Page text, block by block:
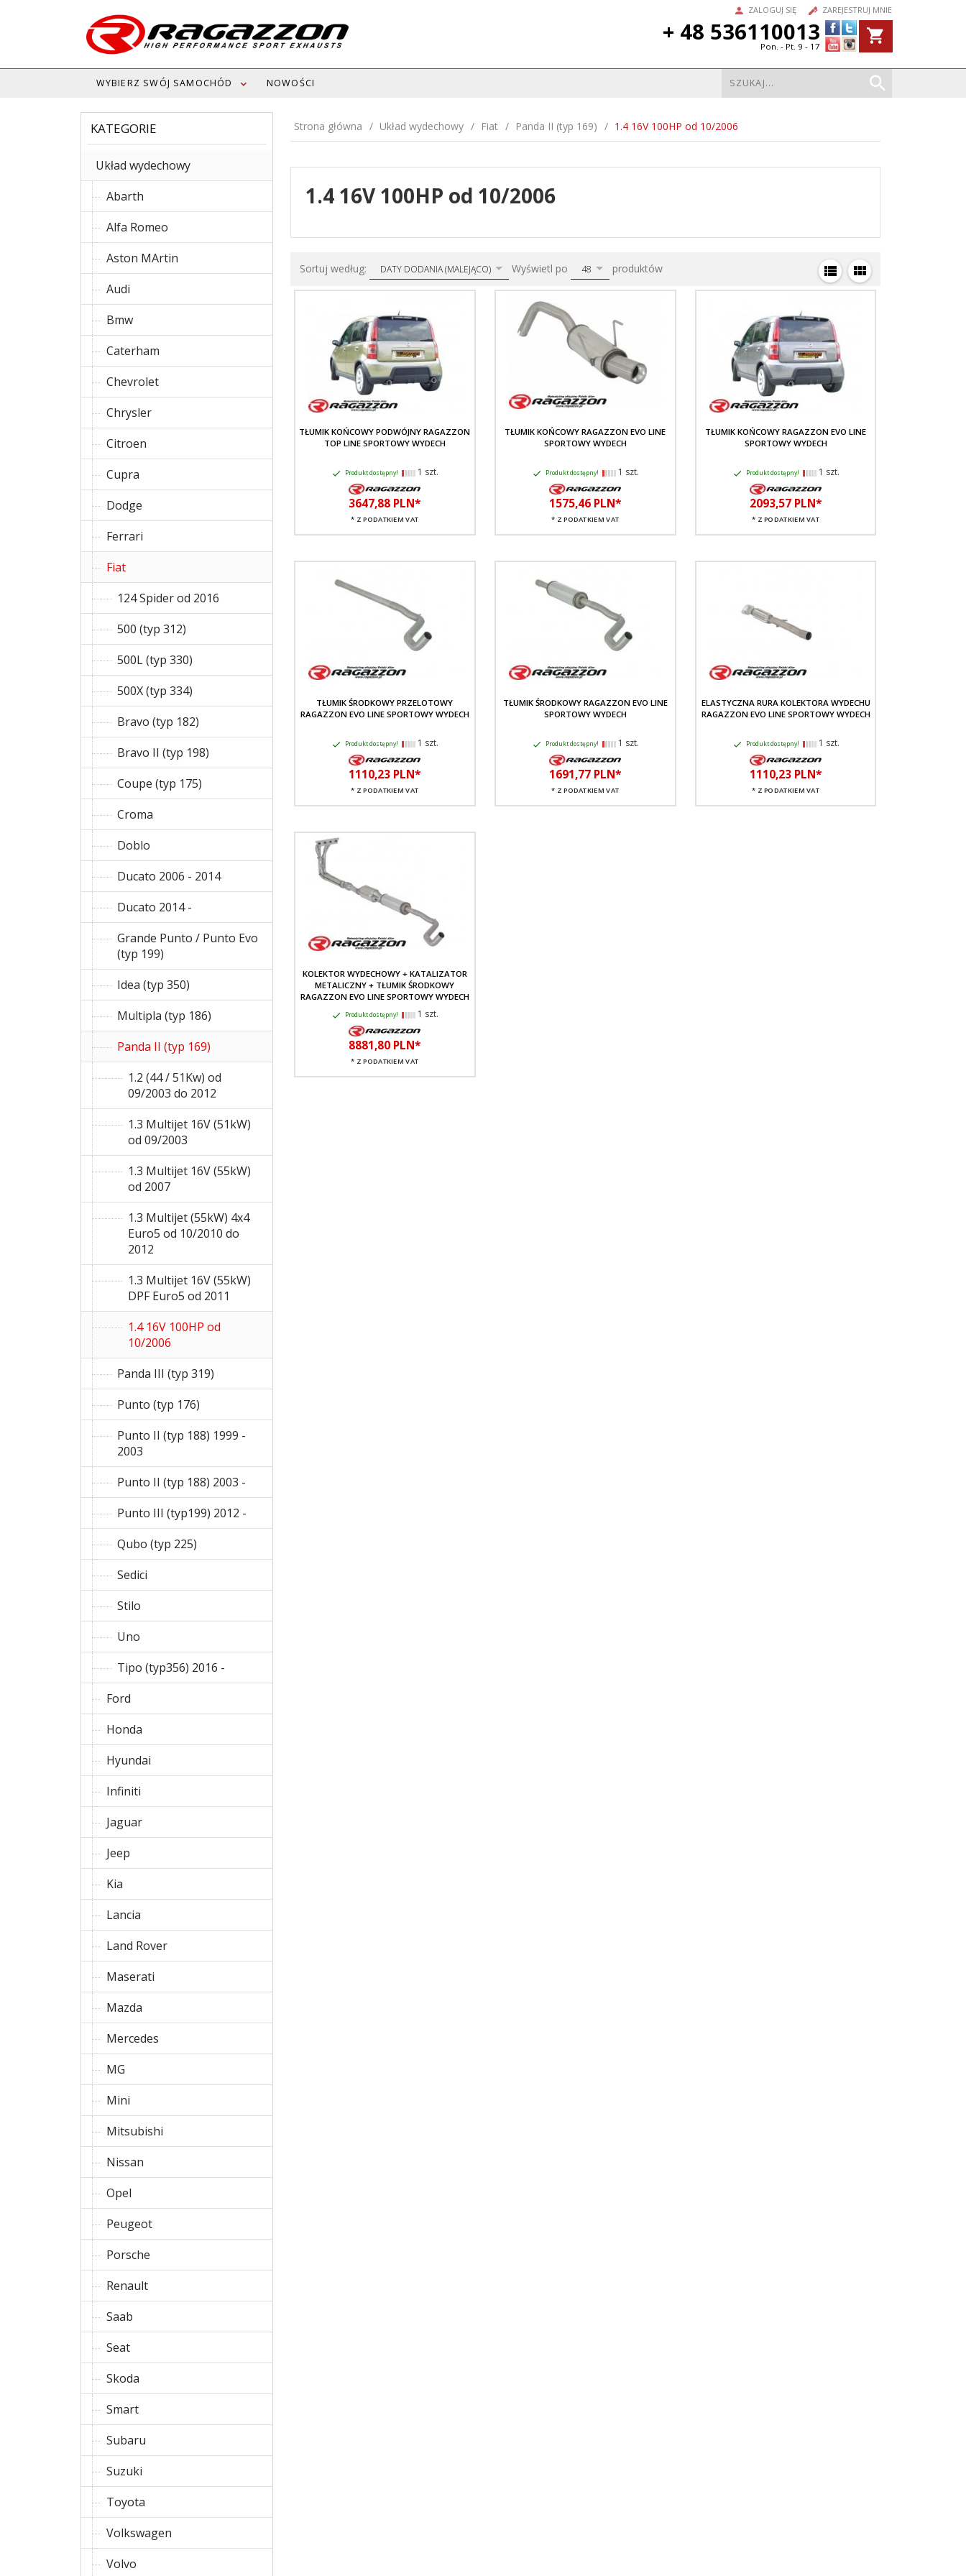
ZALOGUJ SIĘ ZAREJESTRUJ MNIE
+ 48 536110013
Pon. - Pt. 9 - 17
WYBIERZ SWÓJ SAMOCHÓD NOWOŚCI
KATEGORIE
Układ wydechowy
Abarth
Alfa Romeo
Aston MArtin
Audi
Bmw
Caterham
Chevrolet
Chrysler
Citroen
Cupra
Dodge
Ferrari
Fiat
124 Spider od 2016
500 (typ 312)
500L (typ 330)
500X (typ 334)
Bravo (typ 182)
Bravo II (typ 198)
Coupe (typ 175)
Croma
Doblo
Ducato 2006 - 2014
Ducato 2014 -
Grande Punto / Punto Evo
(typ 199)
Idea (typ 350)
Multipla (typ 186)
Panda II (typ 169)
1.2 (44 / 51Kw) od
09/2003 do 2012
1.3 Multijet 16V (51kW)
od 09/2003
1.3 Multijet 16V (55kW)
od 2007
1.3 Multijet (55kW) 4x4
Euro5 od 10/2010 do
2012
1.3 Multijet 16V (55kW)
DPF Euro5 od 2011
1.4 16V 100HP od
10/2006
Panda III (typ 319)
Punto (typ 176)
Punto II (typ 188) 1999 -
2003
Punto II (typ 188) 2003 -
Punto III (typ199) 2012 -
Qubo (typ 225)
Sedici
Stilo
Uno
Tipo (typ356) 2016 -
Ford
Honda
Hyundai
Infiniti
Jaguar
Jeep
Kia
Lancia
Land Rover
Maserati
Mazda
Mercedes
MG
Mini
Mitsubishi
Nissan
Opel
Peugeot
Porsche
Renault
Saab
Seat
Skoda
Smart
Subaru
Suzuki
Toyota
Volkswagen
Volvo
Strona główna Układ wydechowy Fiat Panda II (typ 169) 1.4 16V 100HP od 10/2006
1.4 16V 100HP od 10/2006
Sortuj według: sortDATY DODANIA (MALEJĄCO) Wyświetl po pop
48 produktów
TŁUMIK KOŃCOWY PODWÓJNY RAGAZZON
TOP LINE SPORTOWY WYDECH
Produkt dostępny! 1 szt.
3647,88 PLN*
* Z PODATKIEM VAT
TŁUMIK KOŃCOWY RAGAZZON EVO LINE
SPORTOWY WYDECH
Produkt dostępny! 1 szt.
1575,46 PLN*
* Z PODATKIEM VAT
TŁUMIK KOŃCOWY RAGAZZON EVO LINE
SPORTOWY WYDECH
Produkt dostępny! 1 szt.
2093,57 PLN*
* Z PODATKIEM VAT
TŁUMIK ŚRODKOWY PRZELOTOWY
RAGAZZON EVO LINE SPORTOWY WYDECH
Produkt dostępny! 1 szt.
1110,23 PLN*
* Z PODATKIEM VAT
TŁUMIK ŚRODKOWY RAGAZZON EVO LINE
SPORTOWY WYDECH
Produkt dostępny! 1 szt.
1691,77 PLN*
* Z PODATKIEM VAT
ELASTYCZNA RURA KOLEKTORA WYDECHU
RAGAZZON EVO LINE SPORTOWY WYDECH
Produkt dostępny! 1 szt.
1110,23 PLN*
* Z PODATKIEM VAT
KOLEKTOR WYDECHOWY + KATALIZATOR
METALICZNY + TŁUMIK ŚRODKOWY
RAGAZZON EVO LINE SPORTOWY WYDECH
Produkt dostępny! 1 szt.
8881,80 PLN*
* Z PODATKIEM VAT